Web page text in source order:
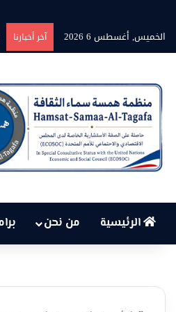
الخميس, أغسطس 6 2026
آخر أخبارنا
الرئيسية من نحن